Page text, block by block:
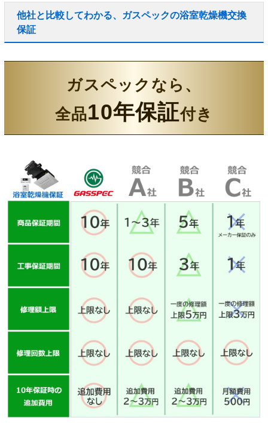
他社と比較してわかる、ガスペックの浴室乾燥機交換
保証
ガスペックなら、
全品10年保証付き